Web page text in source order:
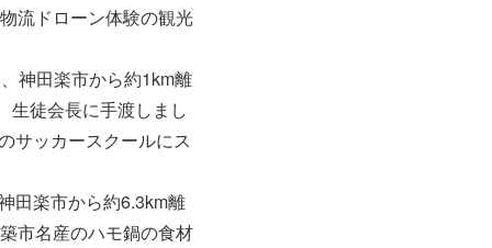
流ドローン体験の観光
神田楽市から約1km離
生徒会長に手渡しまし
サッカースクールにス
田楽市から約6.3km離
市名産のハモ鍋の食材